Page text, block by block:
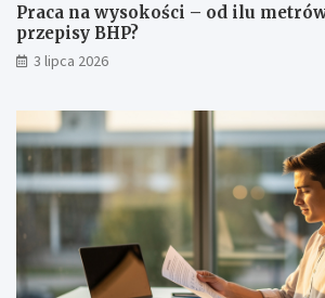
Praca na wysokości – od ilu
przepisy BHP?
3 lipca 2026